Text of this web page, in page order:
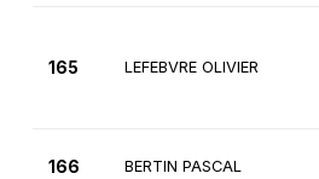
165 LEFEBVRE OLIVIER
166 BERTIN PASCAL